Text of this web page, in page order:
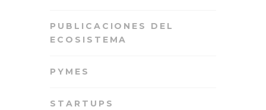
PUBLICACIONES DEL
ECOSISTEMA
PYMES
STARTUPS